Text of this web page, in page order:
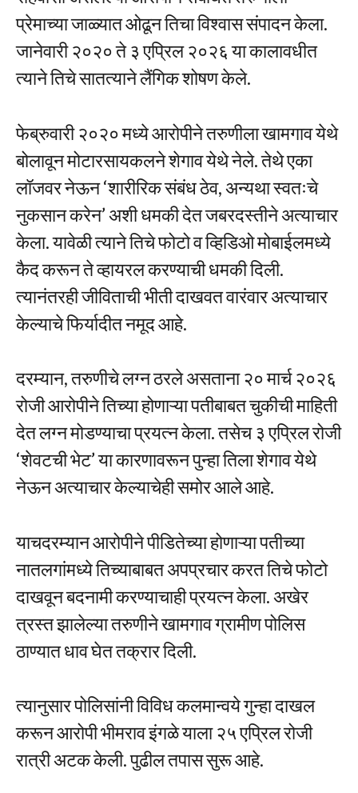
प्रेमाच्या जाळ्यात ओढून तिचा विश्वास संपादन केला.
जानेवारी २०२० ते ३ एप्रिल २०२६ या कालावधीत
त्याने तिचे सातत्याने लैंगिक शोषण केले.
फेब्रुवारी २०२० मध्ये आरोपीने तरुणीला खामगाव येथे
बोलावून मोटारसायकलने शेगाव येथे नेले. तेथे एका
लॉजवर नेऊन ‘शारीरिक संबंध ठेव, अन्यथा स्वतःचे
नुकसान करेन’ अशी धमकी देत जबरदस्तीने अत्याचार
केला. यावेळी त्याने तिचे फोटो व व्हिडिओ मोबाईलमध्ये
कैद करून ते व्हायरल करण्याची धमकी दिली.
त्यानंतरही जीविताची भीती दाखवत वारंवार अत्याचार
केल्याचे फिर्यादीत नमूद आहे.
दरम्यान, तरुणीचे लग्न ठरले असताना २० मार्च २०२६
रोजी आरोपीने तिच्या होणाऱ्या पतीबाबत चुकीची माहिती
देत लग्न मोडण्याचा प्रयत्न केला. तसेच ३ एप्रिल रोजी
‘शेवटची भेट’ या कारणावरून पुन्हा तिला शेगाव येथे
नेऊन अत्याचार केल्याचेही समोर आले आहे.
याचदरम्यान आरोपीने पीडितेच्या होणाऱ्या पतीच्या
नातलगांमध्ये तिच्याबाबत अपप्रचार करत तिचे फोटो
दाखवून बदनामी करण्याचाही प्रयत्न केला. अखेर
त्रस्त झालेल्या तरुणीने खामगाव ग्रामीण पोलिस
ठाण्यात धाव घेत तक्रार दिली.
त्यानुसार पोलिसांनी विविध कलमान्वये गुन्हा दाखल
करून आरोपी भीमराव इंगळे याला २५ एप्रिल रोजी
रात्री अटक केली. पुढील तपास सुरू आहे.